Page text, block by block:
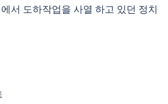
서 도하작업을 사열 하고 있던 정치